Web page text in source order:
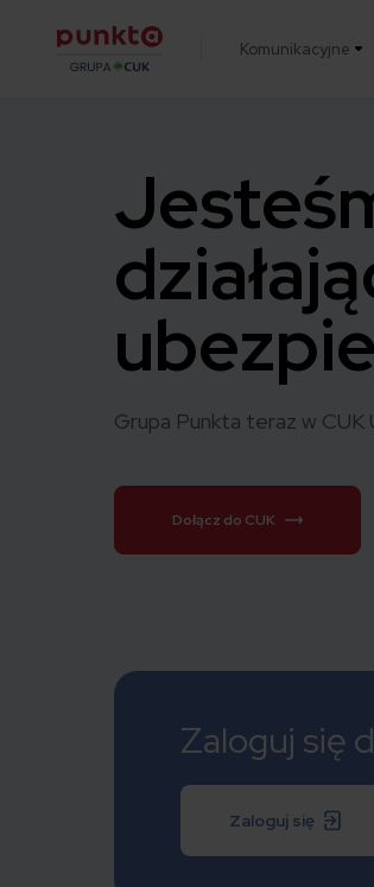
Komunikacyjne
Grupa Punkta teraz w CUK
Dołącz do CUK
Zaloguj się
Zaloguj się